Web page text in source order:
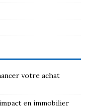
votre achat
en immobilier